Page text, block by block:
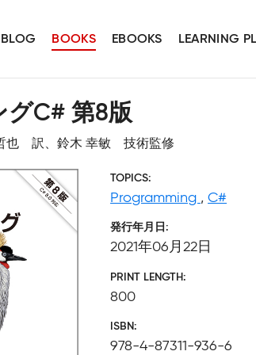
BLOG BOOKS EBOOKS LEARNING
グC# 第8版
也 訳、鈴木 幸敏 技術監修
TOPICS
Programming ,C#
発行年月日
2021年06月22日
PRINT LENGTH
800
ISBN
978-4-87311-936-6